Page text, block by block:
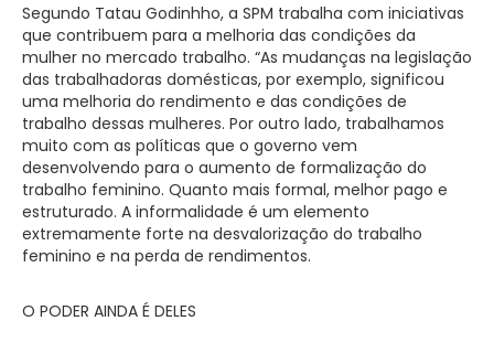
Segundo Tatau Godinhho, a SPM trabalha com iniciativas
que contribuem para a melhoria das condições da
mulher no mercado trabalho. “As mudanças na legislação
das trabalhadoras domésticas, por exemplo, significou
uma melhoria do rendimento e das condições de
trabalho dessas mulheres. Por outro lado, trabalhamos
muito com as políticas que o governo vem
desenvolvendo para o aumento de formalização do
trabalho feminino. Quanto mais formal, melhor pago e
estruturado. A informalidade é um elemento
extremamente forte na desvalorização do trabalho
feminino e na perda de rendimentos.
O PODER AINDA É DELES